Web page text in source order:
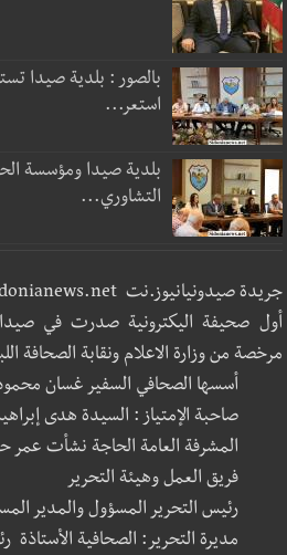
بالصور : بلدية صيدا
استعر...
بلدية صيدا ومؤسسة
التشاوري...
جريدة صيدونيانيوز.نت www.sidonianews.net
مرخصة من وزارة الاعلام ونقابة الصحافة
أسسها الصحافي السفير غسان محمود
صاحبة الإمتياز : السيدة هدى
المشرفة العامة الحاجة نشأت عمر
فريق العمل وهيئة التحرير
رئيس التحرير المسؤول والمدير
مديرة التحرير: الصحافية الأستاذة